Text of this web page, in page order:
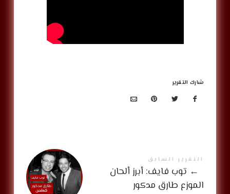
شارك التقرير
التقرير السابق
← توب فايف: أبرز ألحان
الموزع طارق مدكور